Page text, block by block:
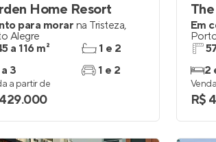
Home Resort
para morar na Tristeza,
Alegre
a 116 m²
a 3
1 e 2
1 e 2
a partir de
Em
2
R$